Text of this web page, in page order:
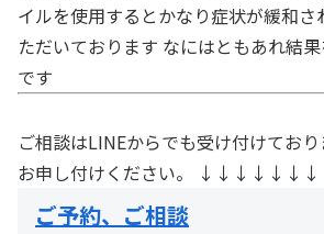
イルを使用するとかなり症状が緩和
ただいております なにはともあれ結
です
ご相談はLINEからでも受け付けてお
お申し付けください。
ご予約、ご相談